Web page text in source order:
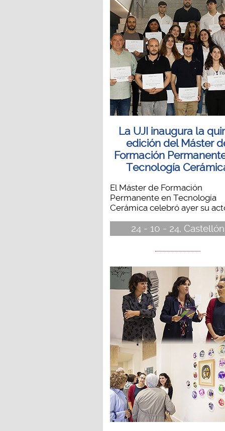
La UJI inaugura la
edición del Máster
Formación
Tecnología
El Máster de Formación
Permanente en Tecnología
Cerámica celebró ayer su
24 - 10 - 24, Castellón